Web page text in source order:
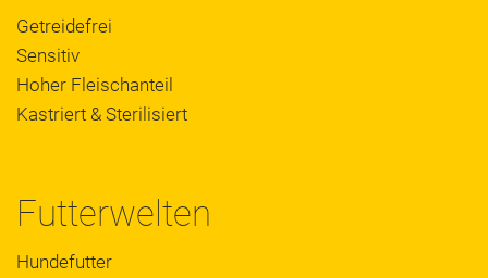
Getreidefrei
Sensitiv
Hoher Fleischanteil
Kastriert & Sterilisiert
Futterwelten
Hundefutter